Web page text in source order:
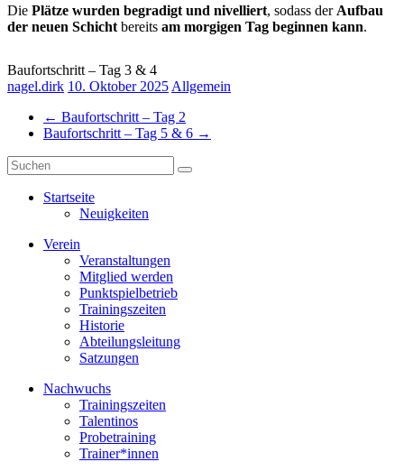
Die Plätze wurden begradigt und nivelliert, sodass der Aufbau
der neuen Schicht bereits am morgigen Tag beginnen kann.
Baufortschritt – Tag 3 & 4
nagel.dirk 10. Oktober 2025 Allgemein
← Baufortschritt – Tag 2
Baufortschritt – Tag 5 & 6 →
Startseite
Neuigkeiten
Verein
Veranstaltungen
Mitglied werden
Punktspielbetrieb
Trainingszeiten
Historie
Abteilungsleitung
Satzungen
Nachwuchs
Trainingszeiten
Talentinos
Probetraining
Trainer*innen